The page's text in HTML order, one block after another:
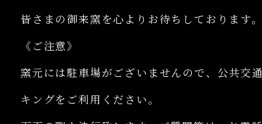
皆さまの御来窯を心よりお待ちしております
《ご注意》
窯元には駐車場がございませんので、公共交
キングをご利用ください。